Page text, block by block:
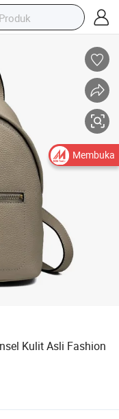
Fashion
Kulit Asli Fashion
Membuka